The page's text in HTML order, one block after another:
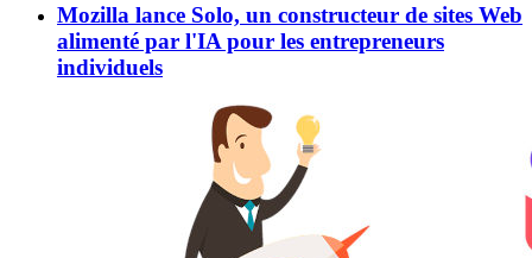
Mozilla lance Solo, un constructeur de sites Web
alimenté par l'IA pour les entrepreneurs
individuels